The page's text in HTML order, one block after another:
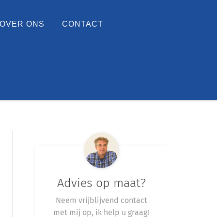
OVER ONS CONTACT
Advies op maat?
Neem vrijblijvend contact
met mij op, ik help u graag!